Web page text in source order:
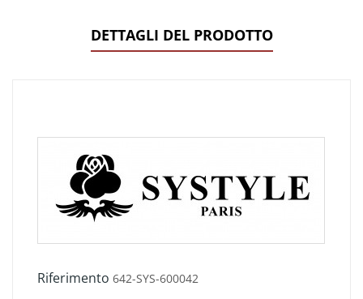
DETTAGLI DEL PRODOTTO
Riferimento 642-SYS-600042